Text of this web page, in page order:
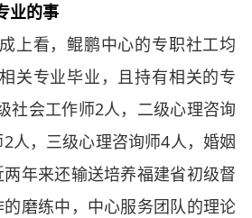
业的事
看，鲲鹏中心的专职社工均
关专业毕业，且持有相关的专
社会工作师2人，二级心理咨询
人，三级心理咨询师4人，婚姻
年来还输送培养福建省初级督
磨练中，中心服务团队的理论